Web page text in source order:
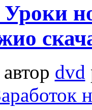
Уроки
автор dvd